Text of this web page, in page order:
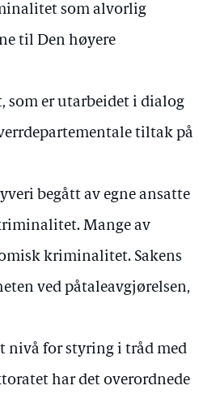
som alvorlig
til Den høyere
som er utarbeidet i dialog
tiltak på
begått av egne ansatte
Mange av
kriminalitet. Sakens
ved påtaleavgjørelsen,
nivå for styring i tråd med
har det overordnede